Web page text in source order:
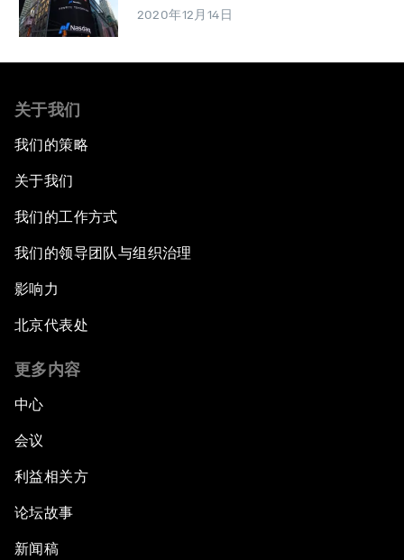
2020年12月14日
关于我们
我们的策略
关于我们
我们的工作方式
我们的领导团队与组织治理
影响力
北京代表处
更多内容
中心
会议
利益相关方
论坛故事
新闻稿